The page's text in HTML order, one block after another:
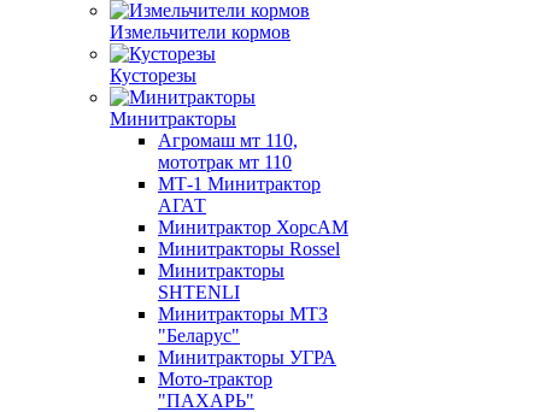
Измельчители кормов
Кусторезы
Минитракторы
Агромаш мт 110,
мототрак мт 110
МТ-1 Минитрактор
АГАТ
Минитрактор ХорсАМ
Минитракторы Rossel
Минитракторы
SHTENLI
Минитракторы МТЗ
"Беларус"
Минитракторы УГРА
Мото-трактор
"ПАХАРЬ"